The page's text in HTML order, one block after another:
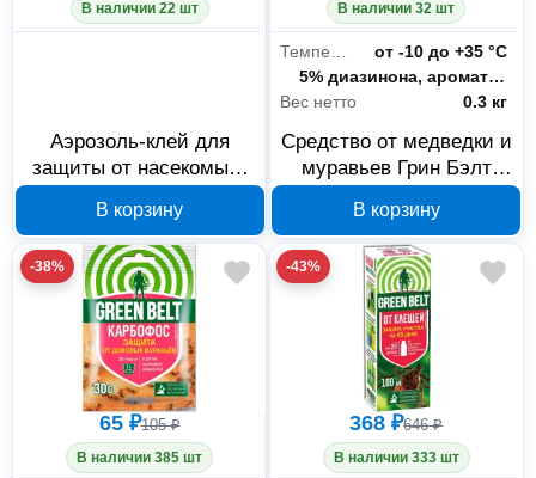
В наличии 22 шт
Аэрозоль-клей для
защиты от насекомых-
400 мл, 01-923
В корзину
В наличии 32 шт
от -10 до +35 °С
Состав
5% диазинона, ароматические и вкусовые добавки, которые привлекают насекомое, а также растительные компоненты
Вес нетто
0.3 кг
Средство от медведки и
муравьев Грин Бэлт
В корзину
-38%
65 ₽105 ₽
В наличии 385 шт
-43%
368 ₽646 ₽
В наличии 333 шт